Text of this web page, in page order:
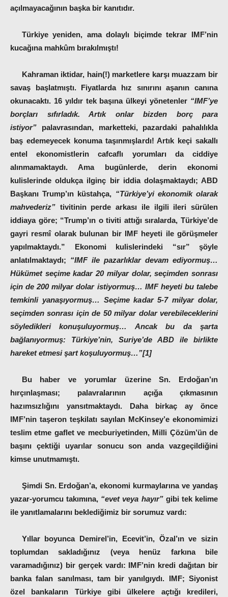
açılmayacağının başka bir kanıtıdır.
Türkiye yeniden, ama dolaylı biçimde tekrar IMF’nin
kucağına mahkûm bırakılmıştı!
Kahraman iktidar, hain(!) marketlere karşı muazzam bir
savaş başlatmıştı. Fiyatlarda hız sınırını aşanın canına
okunacaktı. 16 yıldır tek başına ülkeyi yönetenler “IMF’ye
borçları sıfırladık. Artık onlar bizden borç para
istiyor” palavrasından, marketteki, pazardaki pahalılıkla
baş edemeyecek konuma taşınmışlardı! Artık keçi sakallı
entel ekonomistlerin cafcaflı yorumları da ciddiye
alınmamaktaydı. Ama bugünlerde, derin ekonomi
kulislerinde oldukça ilginç bir iddia dolaşmaktaydı; ABD
Başkanı Trump’ın küstahça, “Türkiye’yi ekonomik olarak
mahvederiz” tivitinin perde arkası ile ilgili ileri sürülen
iddiaya göre; “Trump’ın o tiviti attığı sıralarda, Türkiye’de
gayri resmî olarak bulunan bir IMF heyeti ile görüşmeler
yapılmaktaydı.”
Ekonomi kulislerindeki “sır” şöyle
anlatılmaktaydı; “IMF ile pazarlıklar devam ediyormuş…
Hükümet seçime kadar 20 milyar dolar, seçimden sonrası
için de 200 milyar dolar istiyormuş… IMF heyeti bu talebe
temkinli yanaşıyormuş… Seçime kadar 5-7 milyar dolar,
seçimden sonrası için de 50 milyar dolar verebileceklerini
söyledikleri konuşuluyormuş… Ancak bu da şarta
bağlanıyormuş: Türkiye’nin, Suriye’de ABD ile birlikte
hareket etmesi şart koşuluyormuş…”[1]
Bu haber ve yorumlar üzerine Sn. Erdoğan’ın
hırçınlaşması; palavralarının açığa çıkmasının
hazımsızlığını yansıtmaktaydı. Daha birkaç ay önce
IMF’nin taşeron teşkilatı sayılan McKinsey’e ekonomimizi
teslim etme gaflet ve mecburiyetinden, Milli Çözüm’ün de
başını çektiği uyarılar sonucu son anda vazgeçildiğini
kimse unutmamıştı.
Şimdi Sn. Erdoğan’a, ekonomi kurmaylarına ve yandaş
yazar-yorumcu takımına, “evet veya hayır” gibi tek kelime
ile yanıtlamalarını beklediğimiz bir sorumuz vardı:
Yıllar boyunca Demirel’in, Ecevit’in, Özal’ın ve sizin
toplumdan sakladığınız (veya henüz farkına bile
varamadığınız) bir gerçek vardı: IMF’nin kredi dağıtan bir
banka falan sanılması, tam bir yanılgıydı. IMF; Siyonist
özel bankaların Türkiye gibi ülkelere açtığı kredileri,